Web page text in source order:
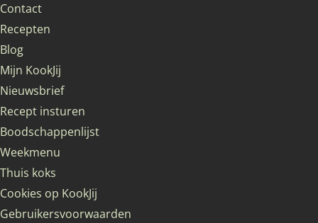
Contact
Recepten
Blog
Mijn KookJij
Nieuwsbrief
Recept insturen
Boodschappenlijst
Weekmenu
Thuis koks
Cookies op KookJij
Gebruikersvoorwaarden